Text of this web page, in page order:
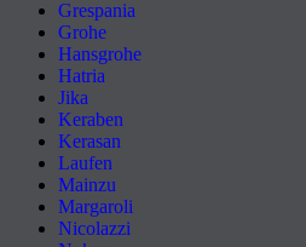
Grespania
Grohe
Hansgrohe
Hatria
Jika
Keraben
Kerasan
Laufen
Mainzu
Margaroli
Nicolazzi